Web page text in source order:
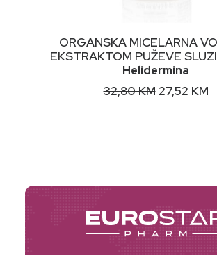
DODAJ U KORPU
ORGANSKA MICELARNA
EKSTRAKTOM PUŽEVE
Helidermina
32,80KM Original
27,52 KM